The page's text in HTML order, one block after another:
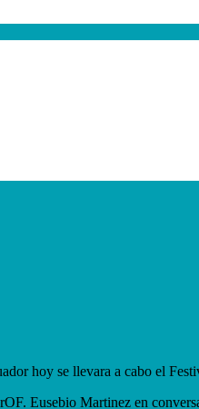
hoy se llevara a cabo el
Eusebio Martinez en